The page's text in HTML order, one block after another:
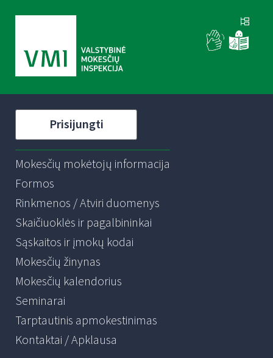
Prisijungti
Mokesčių mokėtojų informacija
Formos
Rinkmenos / Atviri duomenys
Skaičiuoklės ir pagalbininkai
Sąskaitos ir įmokų kodai
Mokesčių žinynas
Mokesčių kalendorius
Seminarai
Tarptautinis apmokestinimas
Kontaktai / Apklausa